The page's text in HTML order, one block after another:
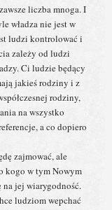
liczba mnoga. I
władza nie jest w
ludzi kontrolować i
zależy od ludzi
Ci ludzie będący
jakieś rodziny i z
rodziny,
na wszystko
a co dopiero
zajmować, ale
kogo w tym Nowym
na jej wiarygodność.
ludziom wepchać